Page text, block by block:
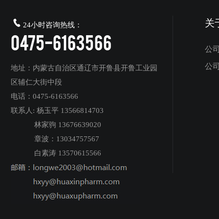
 24小时咨询热线：
0475-6163566
地址：内蒙古自治区通辽市开鲁县开鲁工业园
区辅仁大街中段
电话：0475-6163566
联系人: 杨玉平 13566814703
林家驹 13676639020
章波：13034757567
白素涛 13570615566
关
公
公